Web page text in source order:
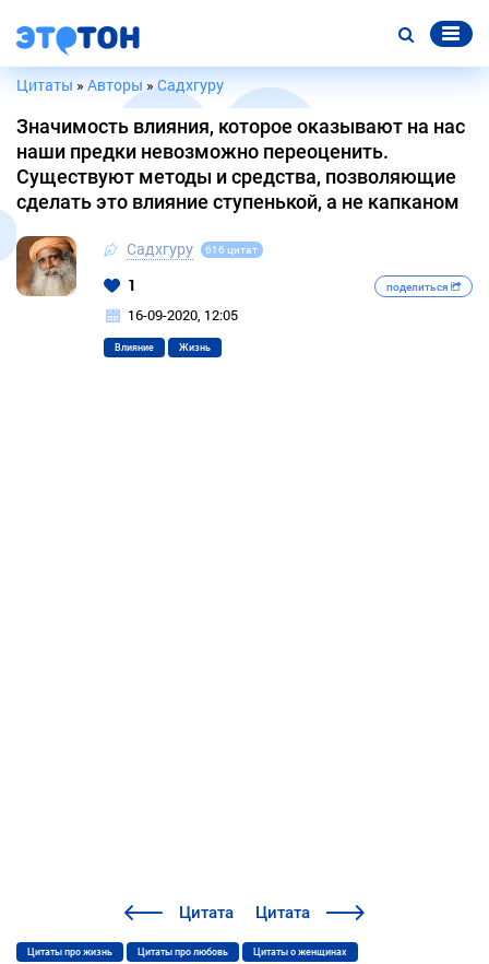
Цитаты » Авторы »Садхгуру
Значимость влияния, которое оказывают на нас
наши предки невозможно переоценить.
Существуют методы и средства, позволяющие
сделать это влияние ступенькой, а не капканом
Садхгуру 616 цитат
1 поделиться
16-09-2020, 12:05
Влияние Жизнь
Цитата Цитата
Цитаты про жизнь Цитаты про любовь Цитаты о женщинах